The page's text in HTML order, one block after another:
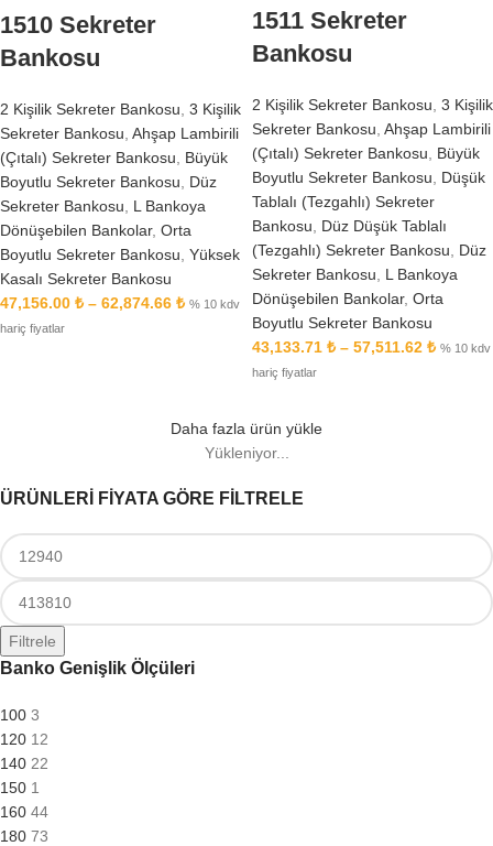
ÜRÜNLERİ FİYATA GÖRE FİLTRELE
Filtrele
Banko Genişlik Ölçüleri
100 3
120 12
140 22
150 1
160 44
180 73
1510 Sekreter
Bankosu
2 Kişilik Sekreter Bankosu 3 Kişilik
Sekreter Bankosu Ahşap Lambirili
(Çıtalı) Sekreter Bankosu
Büyük
Boyutlu Sekreter Bankosu
Düz
Sekreter Bankosu
L Bankoya
Dönüşebilen Bankolar, Orta
Boyutlu Sekreter Bankosu Yüksek
Kasalı Sekreter Bankosu
47,156.00 ₺ – 62,874.66 ₺ % 10 kdv
hariç fiyatlar
1511 Sekreter
Bankosu
2 Kişilik Sekreter Bankosu, 3 Kişilik
Sekreter Bankosu, Ahşap Lambirili
(Çıtalı) Sekreter Bankosu, Büyük
Boyutlu Sekreter Bankosu, Düşük
Tablalı (Tezgahlı) Sekreter
Bankosu, Düz Düşük Tablalı
(Tezgahlı) Sekreter Bankosu, Düz
Sekreter Bankosu, L Bankoya
Dönüşebilen Bankolar, Orta
Boyutlu Sekreter Bankosu
43,133.71 ₺ – 57,511.62 ₺ % 10 kdv
hariç fiyatlar
Daha fazla ürün yükle
Yükleniyor...